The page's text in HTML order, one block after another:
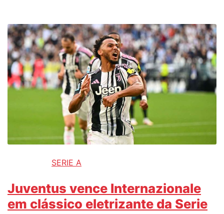
SERIE A
Juventus vence Internazionale
em clássico eletrizante da Serie